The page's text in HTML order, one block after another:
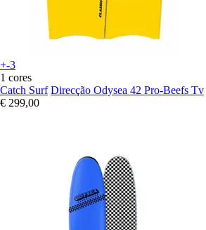
+-3
1 cores
Catch Surf Direcção Odysea 42 Pro-Beefs Tv
€ 299,00